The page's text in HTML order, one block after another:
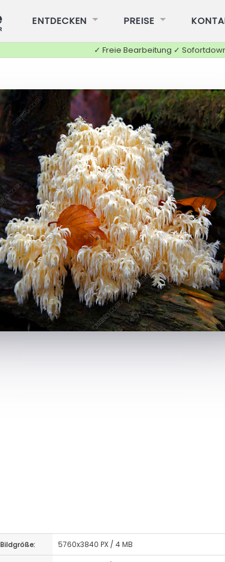
ENTDECKEN PREISE
✓ Freie Bearbeitung ✓
Bildgröße: 5760x3840 PX / 4 MB